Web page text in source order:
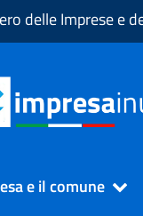
delle Imprese e
e il comune